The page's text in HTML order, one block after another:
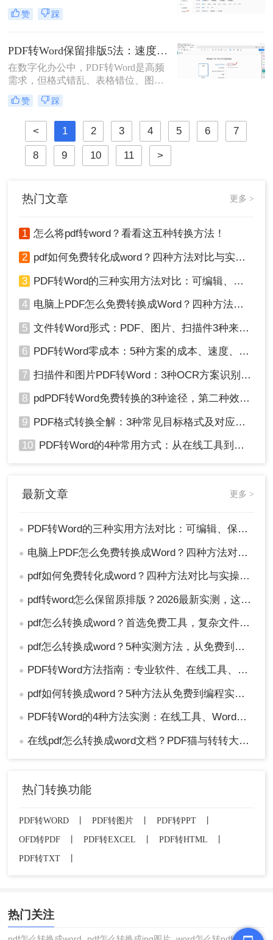
享，但转换后图片模糊不清、细节丢
失、放大后出现马赛克……这些"清
能导致重要信息无法识别。那么PDF
怎么转成高清图片不模糊呢？别再忍
受模糊图片！本文直击痛点，提供可
立即执行的高清转换方案，助您10分
钟内获得印刷级清晰度！
赞 踩
PDF转Word保留排版5法：速度优先还是排版优先？选择指南！
在数字化办公中，PDF转Word是高频
需求，但格式错乱、表格错位、图片
错位等问题频发。许多用户盲目使用
在线工具，导致文档返工重做。那么
pdf转word怎么保留原排版呢？本文基
于Windows 10/11系统实测，系统梳理
5种安全有效方法，明确标注每种方
案的适用边界与关键细节，助您高效
赞 踩
< 1 2 3 4 5 6 7
8 9 10 11 >
热门文章 更多 >
1 怎么将pdf转word？看看这五种转换方法！
2 pdf如何免费转化成word？四种方法对比与实操指南（附详细表格）
3 PDF转Word的三种实用方法对比：可编辑、保格式、避风险！
4 电脑上PDF怎么免费转换成Word？四种方法对比与实操指南（附详细表格）!
5 文件转Word形式：PDF、图片、扫描件3种来源分别怎么处理！
6 PDF转Word零成本：5种方案的成本、速度、精度对比！
7 扫描件和图片PDF转Word：3种OCR方案识别率实测！
8 pdPDF转Word免费转换的3种途径，第二种效率最高！
9 PDF格式转换全解：3种常见目标格式及对应操作方法！
10 PDF转Word的4种常用方式：从在线工具到桌面软件全梳理！
最新文章 更多 >
● PDF转Word的三种实用方法对比：可编辑、保格式、避风险！
● 电脑上PDF怎么免费转换成Word？四种方法对比与实操指南（附详细表格）!
● pdf如何免费转化成word？四种方法对比与实操指南（附详细表格）
● pdf转word怎么保留原排版？2026最新实测，这5种方法从免费到专业全搞定！
● pdf怎么转换成word？首选免费工具，复杂文件再上专业软件！
● pdf怎么转换成word？5种实测方法，从免费到专业全攻略！
● PDF转Word方法指南：专业软件、在线工具、Word内置与改后缀名4种方案对比！
● pdf如何转换成word？5种方法从免费到编程实测对比！
● PDF转Word的4种方法实测：在线工具、Word、Adobe与开源软件对比！！
● 在线pdf怎么转换成word文档？PDF猫与转转大师2种在线工具使用指南与功能对比！
热门转换功能
PDF转WORD PDF转图片 PDF转PPT
OFD转PDF
PDF转EXCEL PDF转HTML
PDF转TXT
热门关注